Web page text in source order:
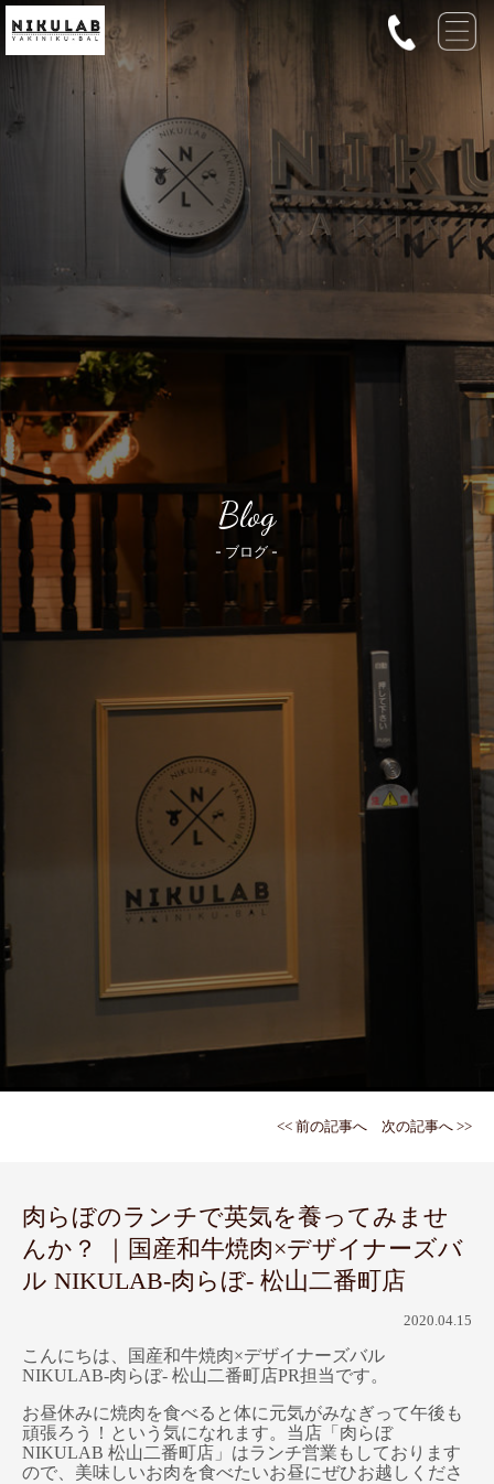
Blog
- ブログ -
<< 前の記事へ 次の記事へ >>
肉らぼのランチで英気を養ってみませ
んか？ ｜国産和牛焼肉×デザイナーズバ
ル NIKULAB-肉らぼ- 松山二番町店
2020.04.15
こんにちは、国産和牛焼肉×デザイナーズバル
NIKULAB-肉らぼ- 松山二番町店PR担当です。
お昼休みに焼肉を食べると体に元気がみなぎって午後も
頑張ろう！という気になれます。当店「 肉らぼ
NIKULAB 松山二番町店 」はランチ営業もしております
ので、美味しいお肉を食べたいお昼にぜひお越しくださ